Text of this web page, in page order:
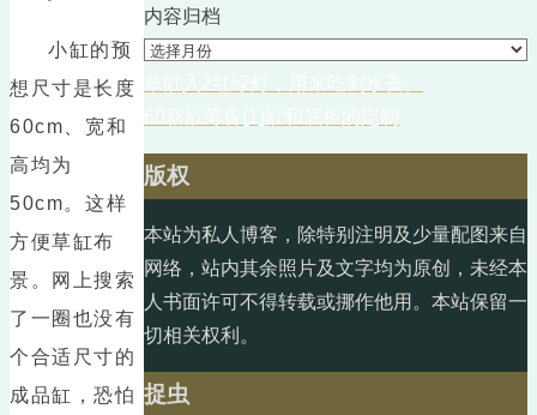
小缸的预
想尺寸是长度
60cm、宽和
高均为
50cm。这样
方便草缸布
景。网上搜索
了一圈也没有
个合适尺寸的
成品缸，恐怕
内容归档
版权
本站为私人博客，除特别注明及少量配图来自
网络，站内其余照片及文字均为原创，未经本
人书面许可不得转载或挪作他用。本站保留一
切相关权利。
捉虫